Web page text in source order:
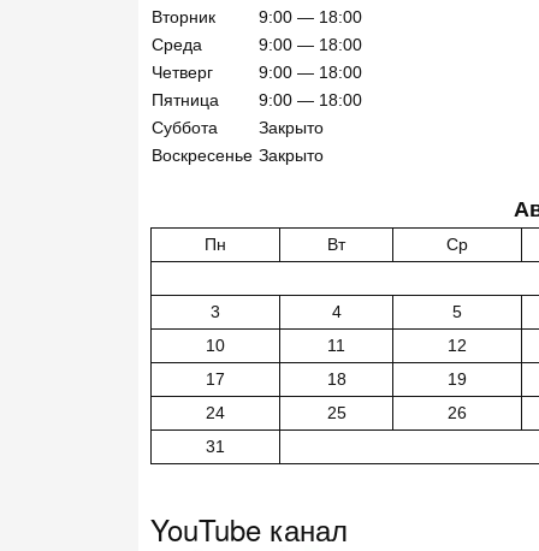
Вторник
9:00 — 18:00
Среда
9:00 — 18:00
Четверг
9:00 — 18:00
Пятница
9:00 — 18:00
Суббота
Закрыто
Воскресенье Закрыто
Пн Вт Ср
3 4
5
10
11
12
17
18
19
24
25
26
31
YouTube канал